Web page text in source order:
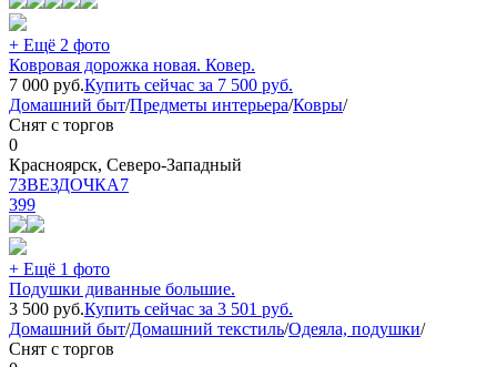
+ Ещё 2 фото
Ковровая дорожка новая. Ковер.
7 000 руб.Купить сейчас за 7 500 руб.
Домашний быт/Предметы интерьера/Ковры/
Снят с торгов
0
Красноярск, Северо-Западный
7ЗВЕЗДОЧКА7
399
+ Ещё 1 фото
Подушки диванные большие.
3 500 руб.Купить сейчас за 3 501 руб.
Домашний быт/Домашний текстиль/Одеяла, подушки/
Снят с торгов